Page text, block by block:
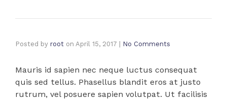
Posted by root on April 15, 2017 No Comments
Mauris id sapien nec neque luctus consequat
quis sed tellus. Phasellus blandit eros at justo
rutrum, vel posuere sapien volutpat. Ut facilisis